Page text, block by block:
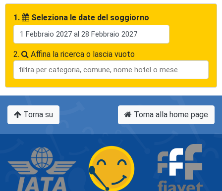
1. Seleziona le date del soggiorno
2. Affina la ricerca o lascia vuoto
Torna su Torna alla home page